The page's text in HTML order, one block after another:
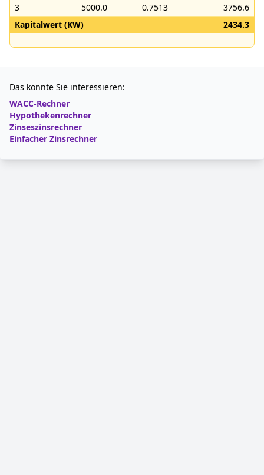
3
5000.0 0.7513
3756.6
Kapitalwert (KW)
2434.3
Das könnte Sie interessieren:
WACC-Rechner
Hypothekenrechner
Zinseszinsrechner
Einfacher Zinsrechner